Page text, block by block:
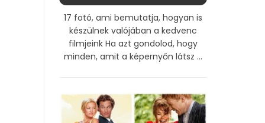
17 fotó, ami bemutatja, hogyan is
készülnek valójában a kedvenc
filmjeink Ha azt gondolod, hogy
minden, amit a képernyőn látsz ...